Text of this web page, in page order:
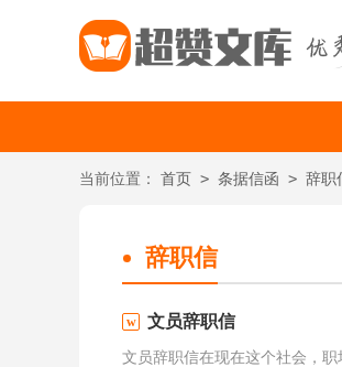
当前位置： 首页 > 条据信函 > 辞职
辞职信
文员辞职信
文员辞职信在现在这个社会，